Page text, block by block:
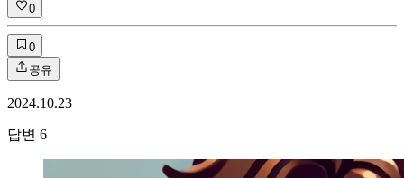
0
0
공유
2024.10.23
답변 6